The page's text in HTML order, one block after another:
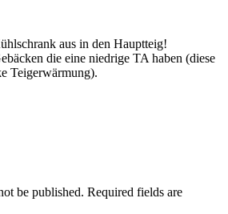
aus in den Hauptteig!
die eine niedrige TA haben (diese
Teigerwärmung).
be published. Required fields are